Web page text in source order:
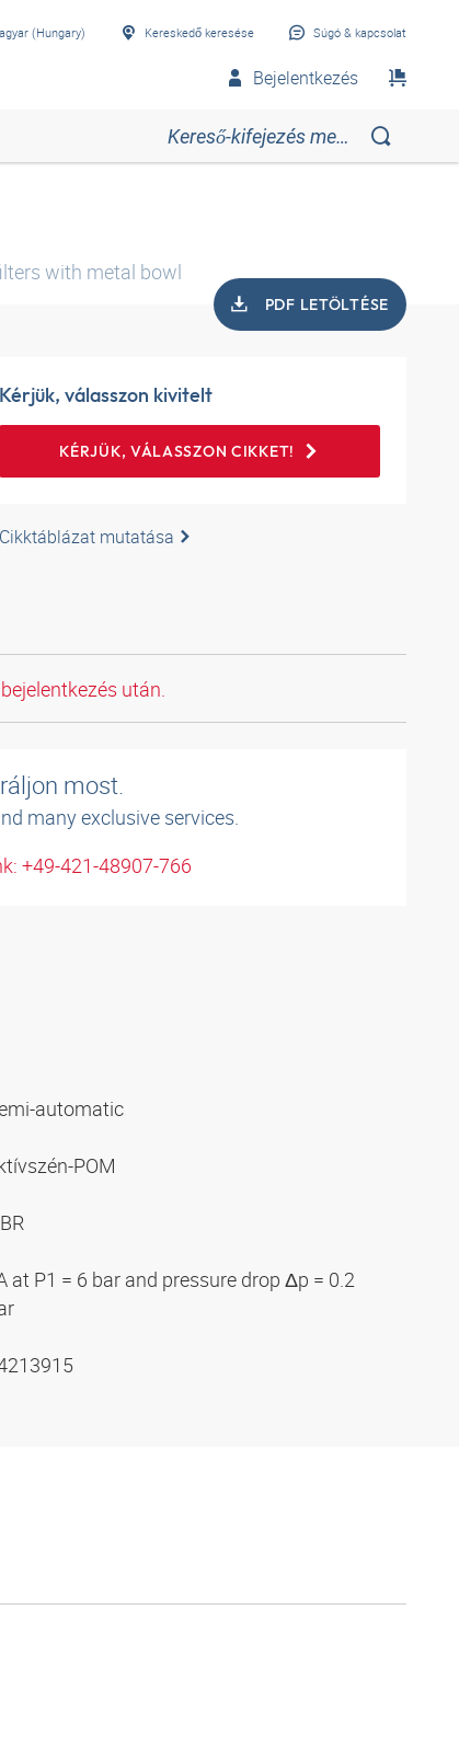
(Hungary) Kereskedő keresése Súgó & kapcsolat
Bejelentkezés
with metal bowl
PDF LETÖLTÉSE
Kérjük, válasszon kivitelt
KÉRJÜK, VÁLASSZON CIKKET!
Cikktáblázat mutatása
után.
most.
many exclusive services.
+49-421-48907-766
automatic
POM
at P1 = 6 bar and pressure drop Δp = 0.2